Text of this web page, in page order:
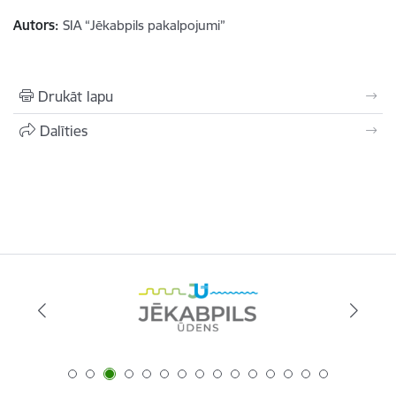
Autors: SIA “Jēkabpils pakalpojumi”
Drukāt lapu
Dalīties